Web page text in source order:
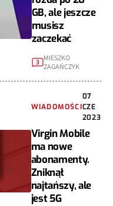
GB, ale jeszcze
musisz
zaczekać
3 MIESZKO
ZAGAŃCZYK
WIADOMOŚCI
07
CZE
2023
Virgin Mobile
ma nowe
abonamenty.
Zniknął
najtańszy, ale
jest 5G